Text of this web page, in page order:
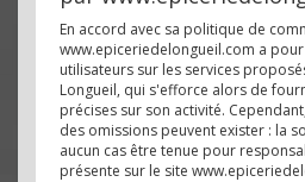
En accord avec sa politique de
www.epiceriedelongueil.com a
utilisateurs sur les services
Longueil, qui s'efforce alors de
précises sur son activité.
des omissions peuvent exister : la
aucun cas être tenue pour
présente sur le site